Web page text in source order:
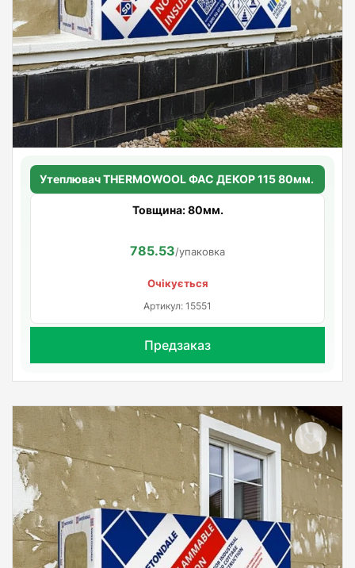
Утеплювач THERMOWOOL ФАС ДЕКОР 115 80мм.
Товщина: 80мм.
785.53/упаковка
Очікується
Артикул: 15551
Предзаказ